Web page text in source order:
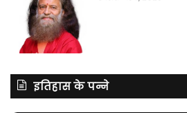
इतिहास के पन्ने